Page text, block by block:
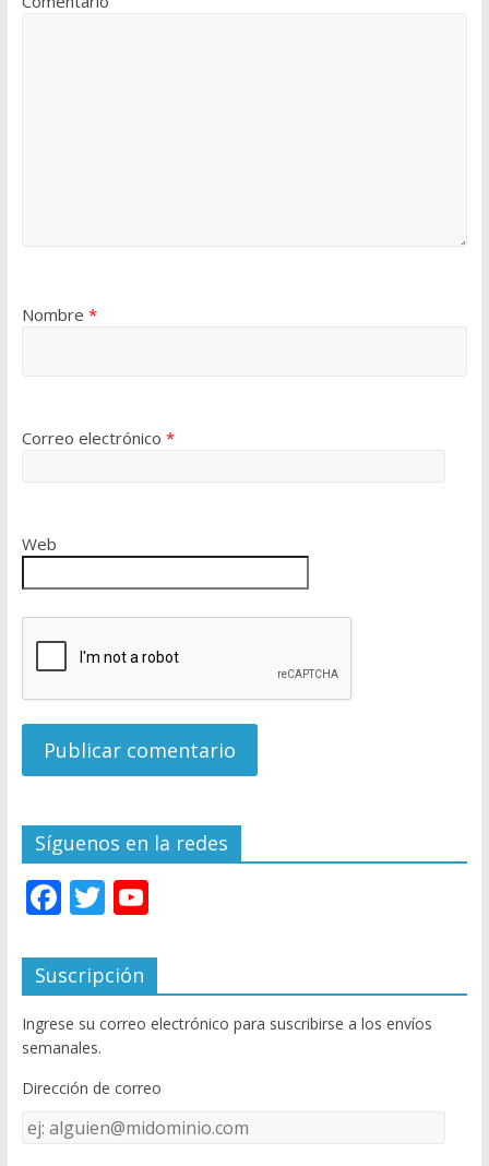
Nombre *
Correo electrónico *
Web
Síguenos en la redes
F
e
b
o
o
k
T
itt
er
Y
u
T
u
e
C
Suscripción
Ingrese su correo electrónico para suscribirse a los envíos
semanales.
Dirección de correo
Dirección
de